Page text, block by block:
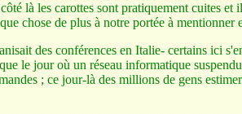
là les carottes sont pratiquement cuites
chose de plus à notre portée à mentionner
des conférences en Italie- certains ici
le jour où un réseau informatique
; ce jour-là des millions de gens